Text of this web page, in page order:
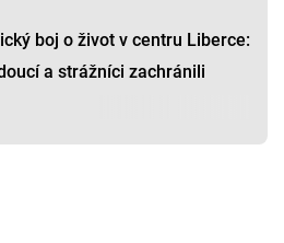
boj o život v centru Liberce:
a strážníci zachránili